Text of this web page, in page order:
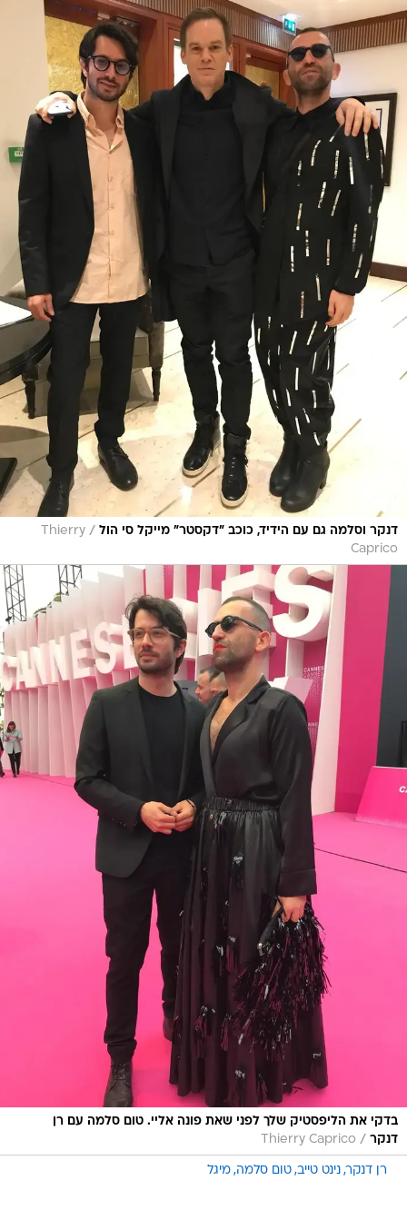
דנקר וסלמה גם עם הידיד, כוכב "דקסטר" מייקל סי הול /
Thierry
Caprico
בדקי את הליפסטיק שלך לפני שאת פונה אליי. טום סלמה עם רן
דנקר /
Thierry Caprico
רן דנקר נינט טייב טום סלמה מיגל